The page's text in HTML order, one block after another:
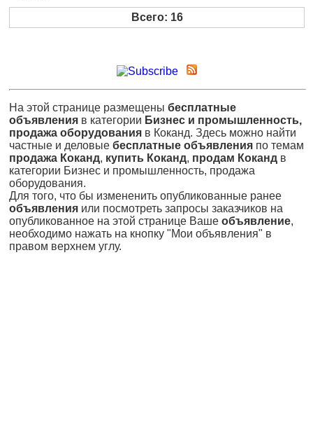
Всего: 16
На этой странице размещены бесплатные
объявления в категории Бизнес и промышленность,
продажа оборудования в Коканд. Здесь можно найти
частные и деловые бесплатные объявления по темам
продажа Коканд, купить Коканд, продам Коканд в
категории Бизнес и промышленность, продажа
оборудования.
Для того, что бы измененить опубликованные ранее
объявления или посмотреть запросы заказчиков на
опубликованное на этой странице Ваше объявление,
необходимо нажать на кнопку "Мои объявления" в
правом верхнем углу.